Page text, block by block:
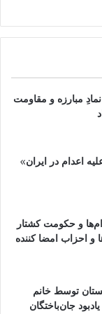
مبارزه و مقاومت
اعدام در ایران»
و حکومت کشتار
و احزاب امضا کننده
توسط خانم
جان‌باختگان